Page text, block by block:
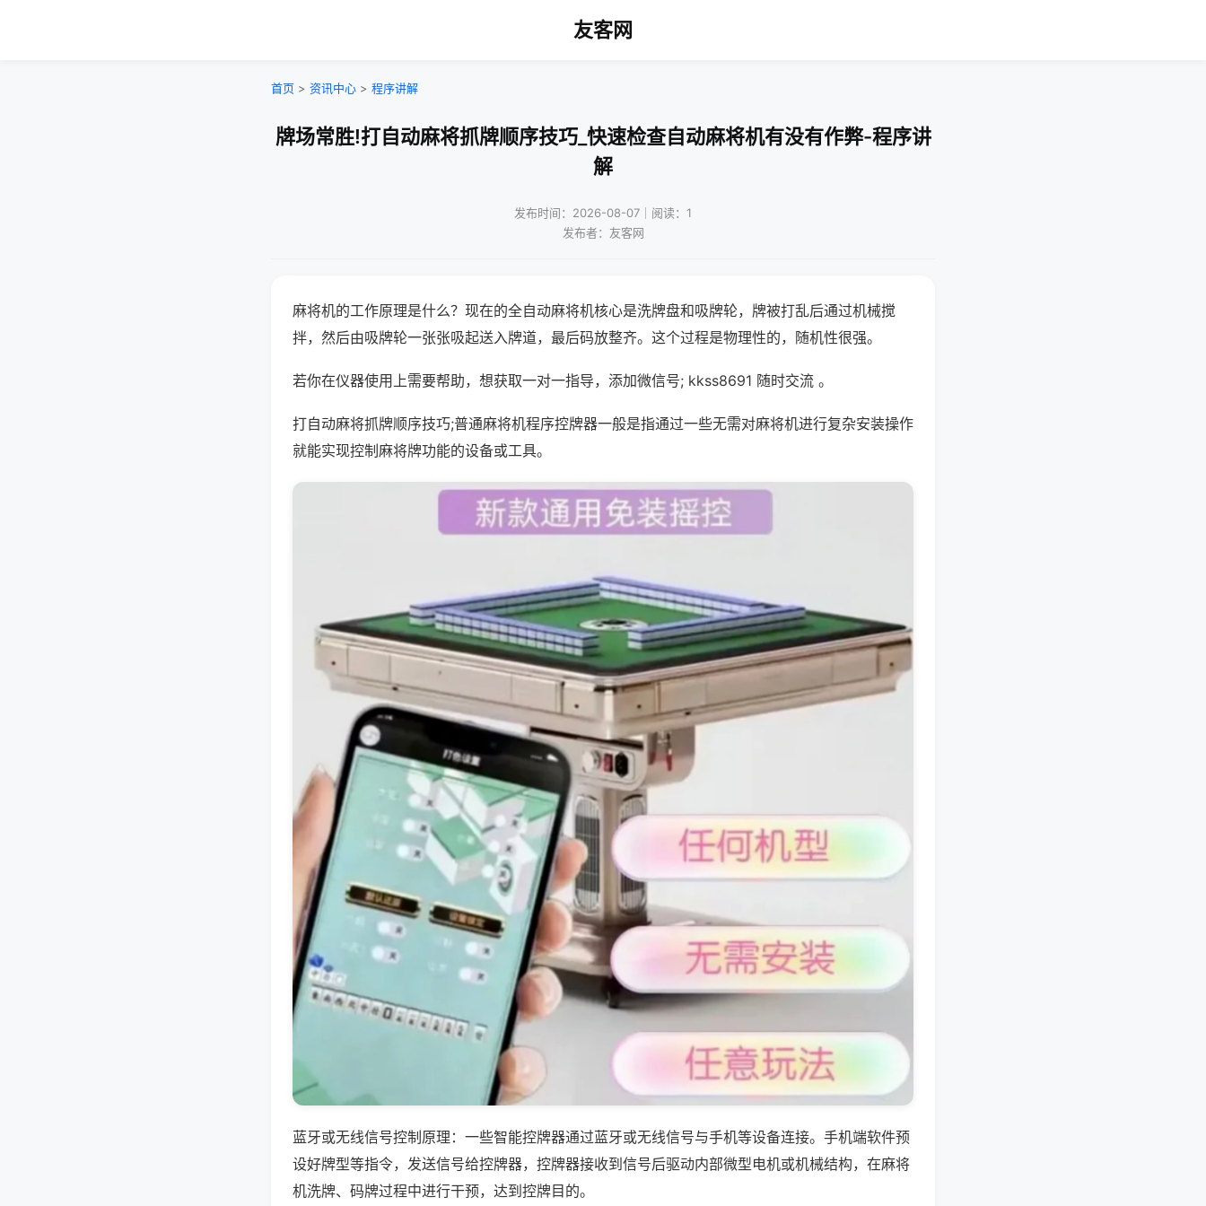
友客网
首页 > 资讯中心 > 程序讲解
牌场常胜!打自动麻将抓牌顺序技巧_快速检查自动麻将机有没有作弊-程序讲
解
发布时间：2026-08-07｜阅读：1
发布者：友客网
麻将机的工作原理是什么？现在的全自动麻将机核心是洗牌盘和吸牌轮，牌被打乱后通过机械搅
拌，然后由吸牌轮一张张吸起送入牌道，最后码放整齐。这个过程是物理性的，随机性很强。
若你在仪器使用上需要帮助，想获取一对一指导，添加微信号; kkss8691 随时交流 。
打自动麻将抓牌顺序技巧;普通麻将机程序控牌器一般是指通过一些无需对麻将机进行复杂安装操作
就能实现控制麻将牌功能的设备或工具。
蓝牙或无线信号控制原理：一些智能控牌器通过蓝牙或无线信号与手机等设备连接。手机端软件预
设好牌型等指令，发送信号给控牌器，控牌器接收到信号后驱动内部微型电机或机械结构，在麻将
机洗牌、码牌过程中进行干预，达到控牌目的。